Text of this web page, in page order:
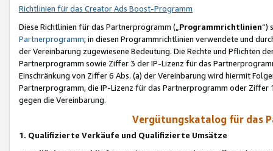
Richtlinien für das Creator Ads Boost-Programm
Diese Richtlinien für das Partnerprogramm („Programmrichtlinien“)
Partnerprogramm; in diesen Programmrichtlinien verwendete und
der Vereinbarung zugewiesene Bedeutung. Die Rechte und Pflichten
Partnerprogramm sowie Ziffer 3 der IP-Lizenz für das
Einschränkung von Ziffer 6 Abs. (a) der Vereinbarung wird hiermit
Partnerprogramm, die IP-Lizenz für das Partnerprogramm oder
gegen die Vereinbarung.
Vergütungskatalog für das
1. Qualifizierte Verkäufe und Qualifizierte Umsätze